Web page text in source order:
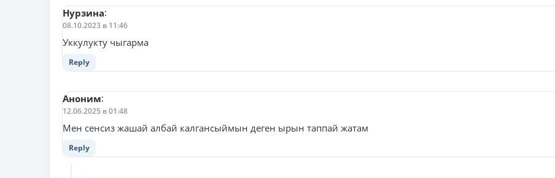
Нурзина:
08.10.2023 в 11:46
Уккулукту чыгарма
Reply
Аноним:
12.06.2025 в 01:48
Мен сенсиз жашай албай калгансыймын деген ырын таппай жатам
Reply